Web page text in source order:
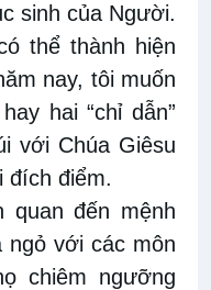
sinh của Người.
thể thành hiện
nay, tôi muốn
hai “chỉ dẫn”
với Chúa Giêsu
đích điểm.
quan đến mệnh
ngỏ với các môn
chiêm ngưỡng